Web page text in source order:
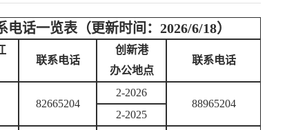
话一览表（更新时间：2026/6/18）
联系电话
创新港
办公地点
联系电话
82665204
2-2026
88965204
2-2025